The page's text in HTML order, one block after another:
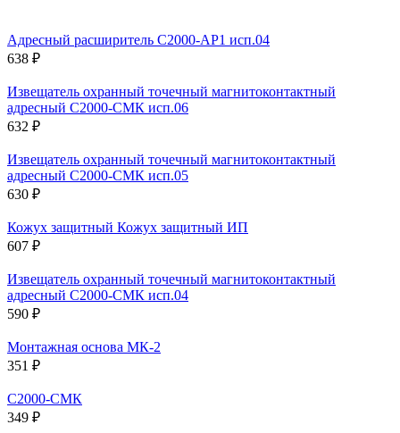
Адресный расширитель С2000-АР1 исп.04
638 ₽
Извещатель охранный точечный магнитоконтактный
адресный С2000-СМК исп.06
632 ₽
Извещатель охранный точечный магнитоконтактный
адресный С2000-СМК исп.05
630 ₽
Кожух защитный Кожух защитный ИП
607 ₽
Извещатель охранный точечный магнитоконтактный
адресный С2000-СМК исп.04
590 ₽
Монтажная основа МК-2
351 ₽
С2000-СМК
349 ₽